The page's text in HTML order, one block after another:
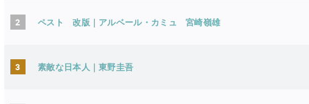
2 ペスト 改版｜アルベール・カミュ 宮崎嶺雄
3 素敵な日本人｜東野圭吾